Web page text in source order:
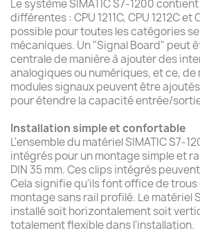
Le système SIMATIC S7-1200
différentes : CPU 1211C, CPU 1212C et
possible pour toutes les catégories
mécaniques. Un "Signal Board" peut
centrale de manière à ajouter des
analogiques ou numériques, et ce,
modules signaux peuvent être
pour étendre la capacité entrée/
Installation simple et confortable
L'ensemble du matériel SIMATIC S7-
intégrés pour un montage simple et
DIN 35 mm. Ces clips intégrés
Cela signifie qu'ils font office de
montage sans rail profilé. Le matériel
installé soit horizontalement soit
totalement flexible dans l'installation.